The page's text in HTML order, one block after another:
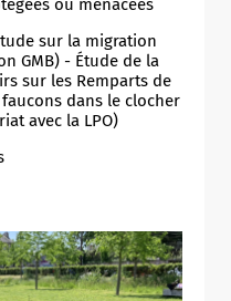
ou menacées
sur la migration
GMB) - Étude de la
sur les Remparts de
dans le clocher
avec la LPO)